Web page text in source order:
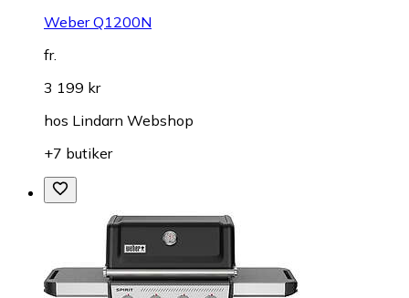
Weber Q1200N
fr.
3 199 kr
hos Lindarn Webshop
+7 butiker